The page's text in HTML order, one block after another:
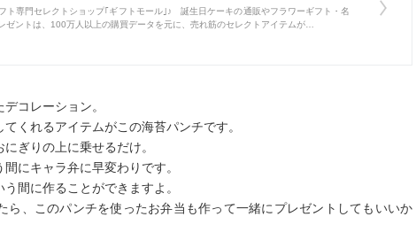
ト専門セレクトショップ｢ギフトモール｣♪ 誕生日ケーキの通販やフラワーギフト・名
ゼントは、100万人以上の購買データを元に、売れ筋のセレクトアイテムが…
コレーション。
くれるアイテムがこの海苔パンチです。
ぎりの上に乗せるだけ。
にキャラ弁に早変わりです。
間に作ることができますよ。
ら、このパンチを使ったお弁当も作って一緒にプレゼントしてもいいか